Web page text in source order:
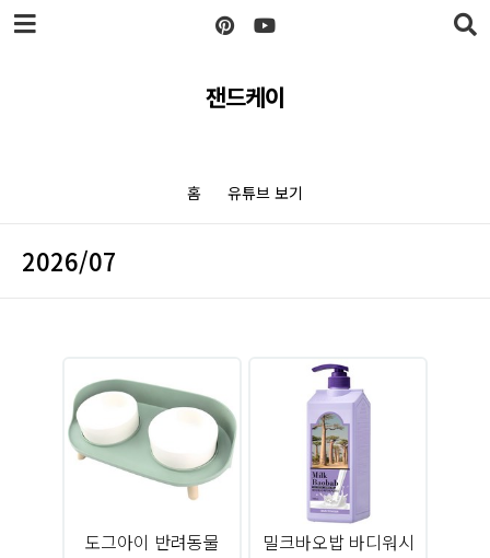
본문 바로가기
잰드케이
홈 유튜브 보기
2026/07
도그아이 반려동물
밀크바오밥 바디워시